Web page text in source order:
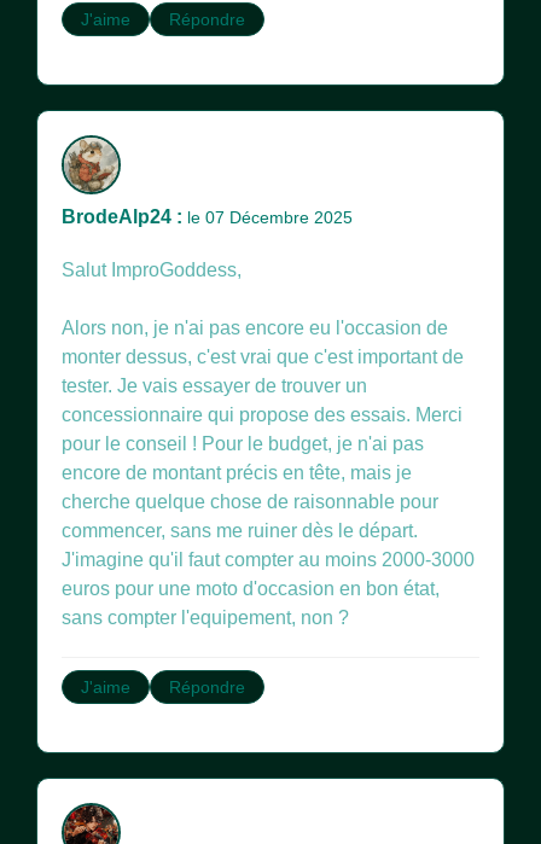
J'aime Répondre
BrodeAlp24 : le 07 Décembre 2025
Salut ImproGoddess,
Alors non, je n'ai pas encore eu l'occasion de
monter dessus, c'est vrai que c'est important de
tester. Je vais essayer de trouver un
concessionnaire qui propose des essais. Merci
pour le conseil ! Pour le budget, je n'ai pas
encore de montant précis en tête, mais je
cherche quelque chose de raisonnable pour
commencer, sans me ruiner dès le départ.
J'imagine qu'il faut compter au moins 2000-3000
euros pour une moto d'occasion en bon état,
sans compter l'equipement, non ?
J'aime Répondre